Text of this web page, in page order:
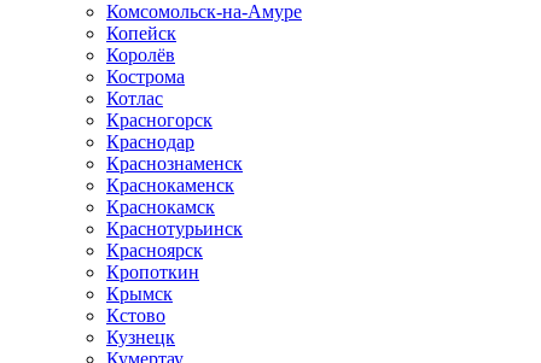
Комсомольск-на-Амуре
Копейск
Королёв
Кострома
Котлас
Красногорск
Краснодар
Краснознаменск
Краснокаменск
Краснокамск
Краснотурьинск
Красноярск
Кропоткин
Крымск
Кстово
Кузнецк
Кумертау